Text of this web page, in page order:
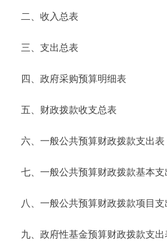
二、收入总表
三、支出总表
四、政府采购预算明细表
五、财政拨款收支总表
六、一般公共预算财政拨款支出表
七、一般公共预算财政拨款基本支
八、一般公共预算财政拨款项目支
九、政府性基金预算财政拨款支出